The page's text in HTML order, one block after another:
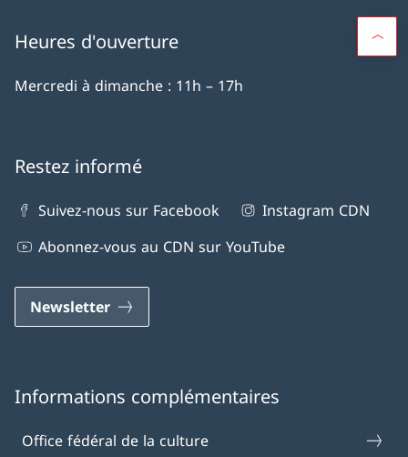
Heures d'ouverture
Mercredi à dimanche : 11h – 17h
Restez informé
Suivez-nous sur Facebook
Instagram CDN
Abonnez-vous au CDN sur YouTube
Newsletter
Informations complémentaires
Office fédéral de la culture